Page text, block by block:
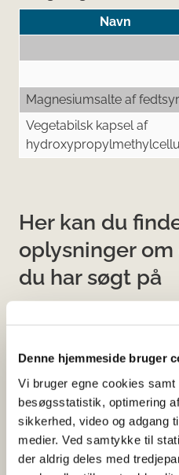
Denne hjemmeside bruger
Vi bruger egne cookies
besøgsstatistik, optimering
sikkerhed, video og adgang
medier. Ved samtykke til
der aldrig deles med
Navn
Magnesiumsalte af
Vegetabilsk kapsel af
Her kan du
oplysninger
du har søgt på
Her kan du bl.a. se, hvilke
indeholder, og i hvilke
Vitaminer og
Andre stoffer end
mineraler med